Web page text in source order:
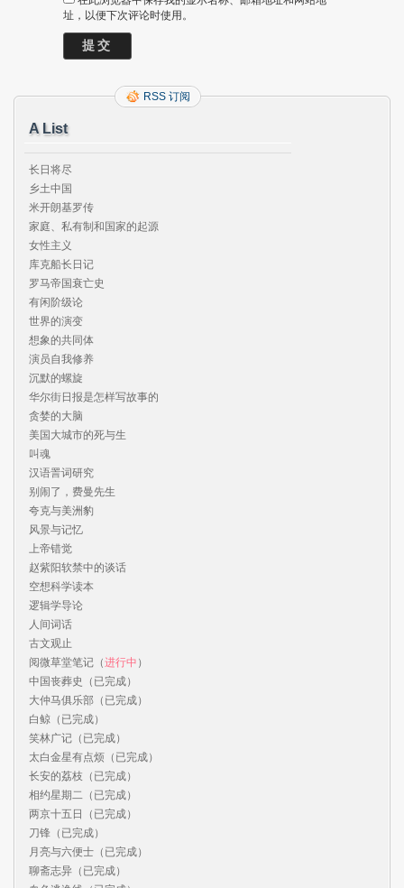
址，以便下次评论时使用。
RSS 订阅
A List
长日将尽
乡土中国
米开朗基罗传
家庭、私有制和国家的起源
女性主义
库克船长日记
罗马帝国衰亡史
有闲阶级论
世界的演变
想象的共同体
演员自我修养
沉默的螺旋
华尔街日报是怎样写故事的
贪婪的大脑
美国大城市的死与生
叫魂
汉语詈词研究
别闹了，费曼先生
夸克与美洲豹
风景与记忆
上帝错觉
赵紫阳软禁中的谈话
空想科学读本
逻辑学导论
人间词话
古文观止
阅微草堂笔记（进行中 ）
中国丧葬史（已完成）
大仲马俱乐部（已完成）
白鲸（已完成）
笑林广记（已完成）
太白金星有点烦（已完成）
长安的荔枝（已完成）
相约星期二（已完成）
两京十五日（已完成）
刀锋（已完成）
月亮与六便士（已完成）
聊斋志异（已完成）